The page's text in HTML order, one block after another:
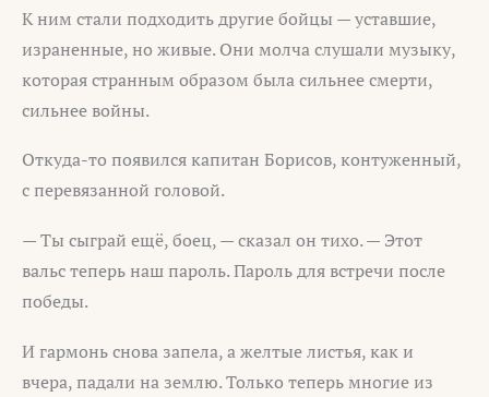
К ним стали подходить другие бойцы — уставшие,
израненные, но живые. Они молча слушали музыку,
которая странным образом была сильнее смерти,
сильнее войны.
Откуда-то появился капитан Борисов, контуженный,
с перевязанной головой.
— Ты сыграй ещё, боец, — сказал он тихо. — Этот
вальс теперь наш пароль. Пароль для встречи после
победы.
И гармонь снова запела, а желтые листья, как и
вчера, падали на землю. Только теперь многие из